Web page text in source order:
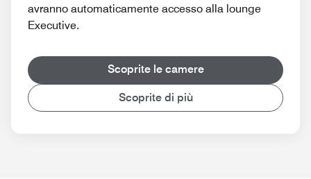
avranno automaticamente accesso alla lounge
Executive.
Scoprite le camere
Scoprite di più